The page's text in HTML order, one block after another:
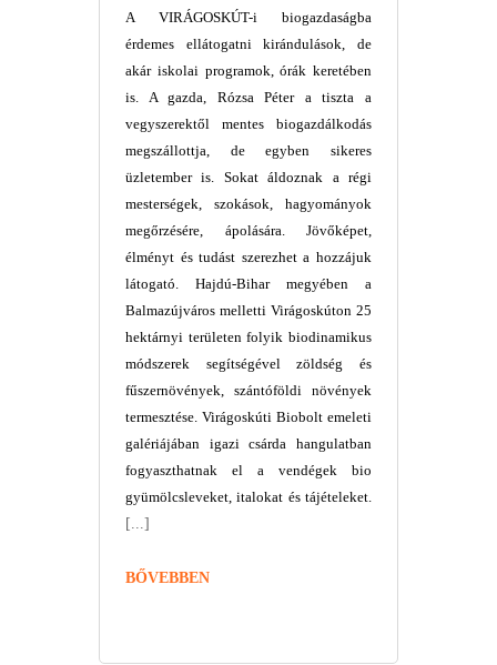
A VIRÁGOSKÚT-i biogazdaságba
érdemes ellátogatni kirándulások, de
akár iskolai programok, órák keretében
is. A gazda, Rózsa Péter a tiszta a
vegyszerektől mentes biogazdálkodás
megszállottja, de egyben sikeres
üzletember is. Sokat áldoznak a régi
mesterségek, szokások, hagyományok
megőrzésére, ápolására. Jövőképet,
élményt és tudást szerezhet a hozzájuk
látogató. Hajdú-Bihar megyében a
Balmazújváros melletti Virágoskúton 25
hektárnyi területen folyik biodinamikus
módszerek segítségével zöldség és
fűszernövények, szántóföldi növények
termesztése. Virágoskúti Biobolt emeleti
galériájában igazi csárda hangulatban
fogyaszthatnak el a vendégek bio
gyümölcsleveket, italokat és tájételeket.
[...]
BŐVEBBEN